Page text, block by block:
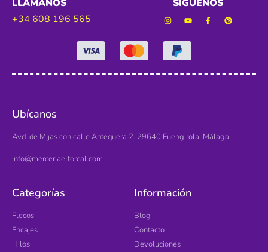
LLÁMANOS
+34 608 196 565
SÍGUENOS
Ubícanos
Avd. de Mijas con calle Antequera 2. 29640 Fuengirola, Málaga
info@merceriaeltorcal.com
Categorías
Flecos
Encajes
Hilos
Información
Blog
Contacto
Devoluciones